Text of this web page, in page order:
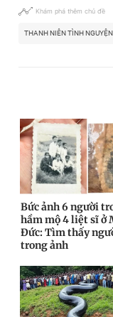
Khám phá thêm chủ đề
THANH NIÊN TÌNH NGUYỆN